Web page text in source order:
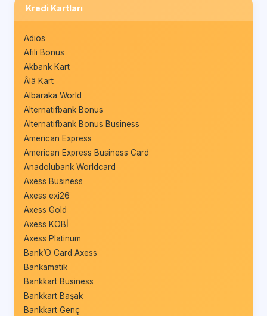
Kredi Kartları
Adios
Afili Bonus
Akbank Kart
Âlâ Kart
Albaraka World
Alternatifbank Bonus
Alternatifbank Bonus Business
American Express
American Express Business Card
Anadolubank Worldcard
Axess Business
Axess exi26
Axess Gold
Axess KOBİ
Axess Platinum
Bank’O Card Axess
Bankamatik
Bankkart Business
Bankkart Başak
Bankkart Genç